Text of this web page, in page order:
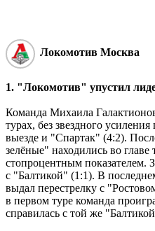
Локомотив Москва
1. "Локомотив" упустил
Команда Михаила
турах, без звездного
выезде и "Спартак" (4:2).
зелёные" находились во
стопроцентным показателем.
с "Балтикой" (1:1). В
выдал перестрелку с
в первом туре команда
справилась с той же